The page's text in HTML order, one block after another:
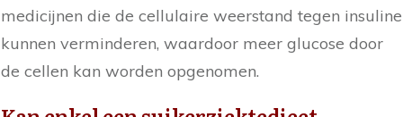
medicijnen die de cellulaire weerstand tegen insuline
kunnen verminderen, waardoor meer glucose door
de cellen kan worden opgenomen.